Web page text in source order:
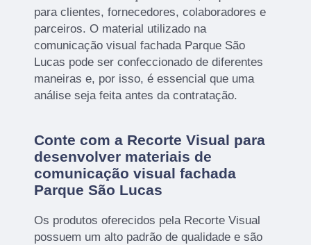
para clientes, fornecedores, colaboradores e
parceiros. O material utilizado na
comunicação visual fachada Parque São
Lucas pode ser confeccionado de diferentes
maneiras e, por isso, é essencial que uma
análise seja feita antes da contratação.
Conte com a Recorte Visual para
desenvolver materiais de
comunicação visual fachada
Parque São Lucas
Os produtos oferecidos pela Recorte Visual
possuem um alto padrão de qualidade e são